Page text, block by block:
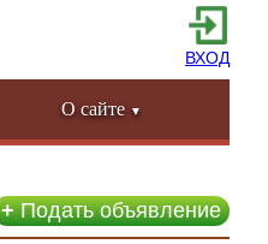
ВХОД
О сайте ▼
+Подать объявление